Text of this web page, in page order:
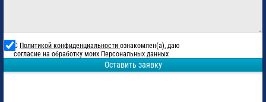
С Политикой конфиденциальности ознакомлен(а), даю
согласие на обработку моих Персональных данных
Оставить заявку